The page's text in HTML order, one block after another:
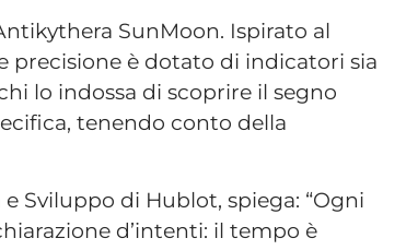
SunMoon. Ispirato al
è dotato di indicatori sia
lo indossa di scoprire il segno
tenendo conto della
Sviluppo di Hublot, spiega: “Ogni
d’intenti: il tempo è